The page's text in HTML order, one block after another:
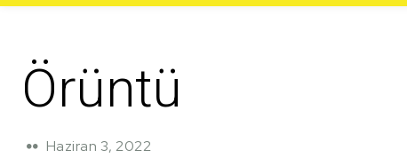
Örüntü
Haziran 3, 2022